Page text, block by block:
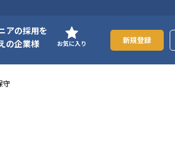
アの採用を
の企業様
お気に入り 新規登録
守